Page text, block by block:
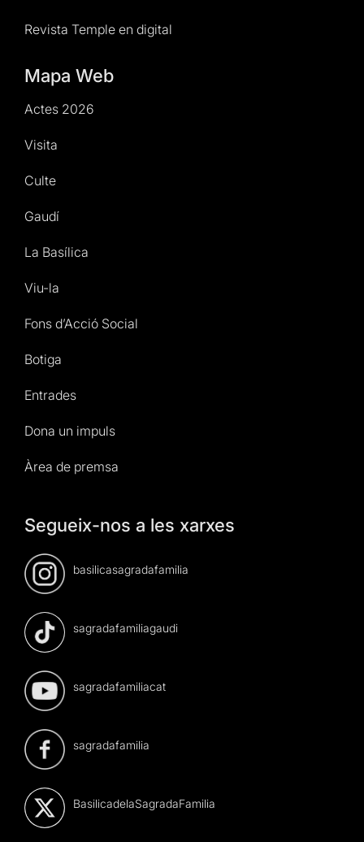
Revista Temple en digital
Mapa Web
Actes 2026
Visita
Culte
Gaudí
La Basílica
Viu-la
Fons d’Acció Social
Botiga
Entrades
Dona un impuls
Àrea de premsa
Segueix-nos a les xarxes
basilicasagradafamilia
sagradafamiliagaudi
sagradafamiliacat
sagradafamilia
BasilicadelaSagradaFamilia